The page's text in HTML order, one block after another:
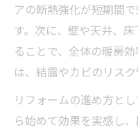
アの断熱強化が短期間
す。次に、壁や天井、
ることで、全体の暖房
は、結露やカビのリス
リフォームの進め方と
ら始めて効果を実感し